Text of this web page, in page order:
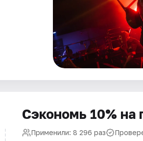
Сэкономь 10% на
Применили: 8 296 раз